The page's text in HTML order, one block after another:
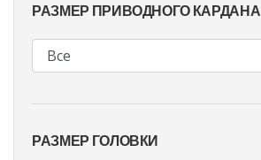
РАЗМЕР ПРИВОДНОГО КАРДАНА
РАЗМЕР ГОЛОВКИ